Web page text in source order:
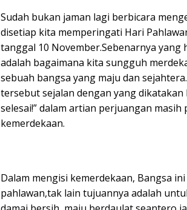
Sudah bukan jaman lagi berbicara
disetiap kita memperingati Hari
tanggal 10 November.Sebenarnya yang
adalah bagaimana kita sungguh
sebuah bangsa yang maju dan
tersebut sejalan dengan yang dikatakan
selesai!” dalam artian perjuangan
kemerdekaan.
Dalam mengisi kemerdekaan, Bangsa
pahlawan,tak lain tujuannya adalah